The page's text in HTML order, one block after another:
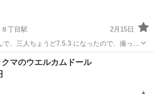
成、夜間見...
丁目駅
2月15日
で、三人ちょうど7.5.3 になったので、撮った
鉛筆でした。 非
郷１８丁目駅 冠婚葬祭
マのウエルカムドール